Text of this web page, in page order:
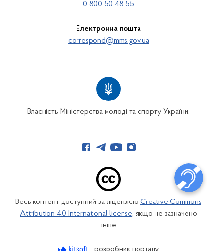
0 800 50 48 55
Електронна пошта
correspond@mms.gov.ua
Власність Міністерства молоді та спорту України.
Весь контент доступний за ліцензією Creative Commons
Attribution 4.0 International license, якщо не зазначено
інше
розробник порталу